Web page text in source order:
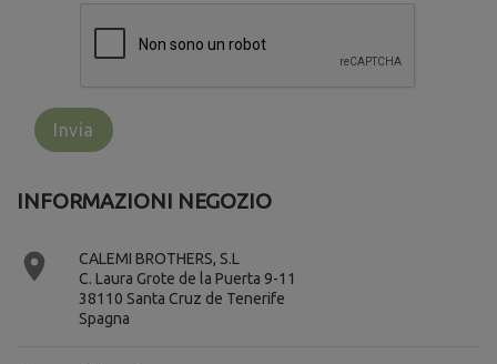
INFORMAZIONI NEGOZIO

CALEMI BROTHERS, S.L
C. Laura Grote de la Puerta 9-11
38110 Santa Cruz de Tenerife
Spagna